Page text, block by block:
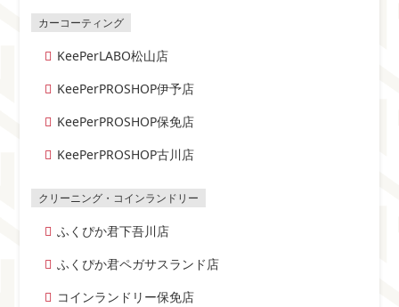
KeePerLABO松山店
KeePerPROSHOP伊予店
KeePerPROSHOP保免店
KeePerPROSHOP古川店
ふくぴか君下吾川店
ふくぴか君ペガサスランド店
コインランドリー保免店